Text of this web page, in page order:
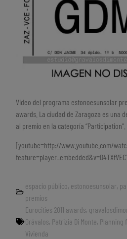
Video del programa estonoesunsolar
awards. La ciudad de Zaragoza es una
al premio en la categoría “Participation”.
[youtube=http://www.youtube.com/
espacio público, estonoesunsolar,
premios
Eurocities 2011 awards,
Grávalos, Patrizia Di Monte, Planning
Vivienda